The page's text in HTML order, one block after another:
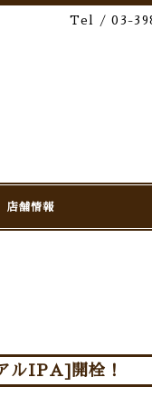
Tel / 03-
店舗情報
ルIPA]開栓！